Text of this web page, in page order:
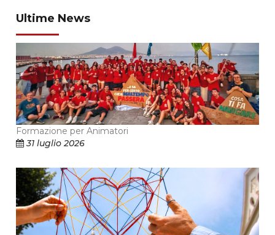
Ultime News
Formazione per Animatori
31 luglio 2026